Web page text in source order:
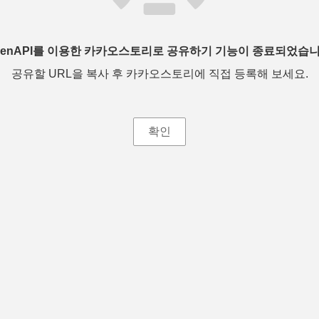
를 이용한 카카오스토리로 공유하기 기능이 종료되었습
공유할 URL을 복사 후 카카오스토리에 직접 등록해 보세요.
확인